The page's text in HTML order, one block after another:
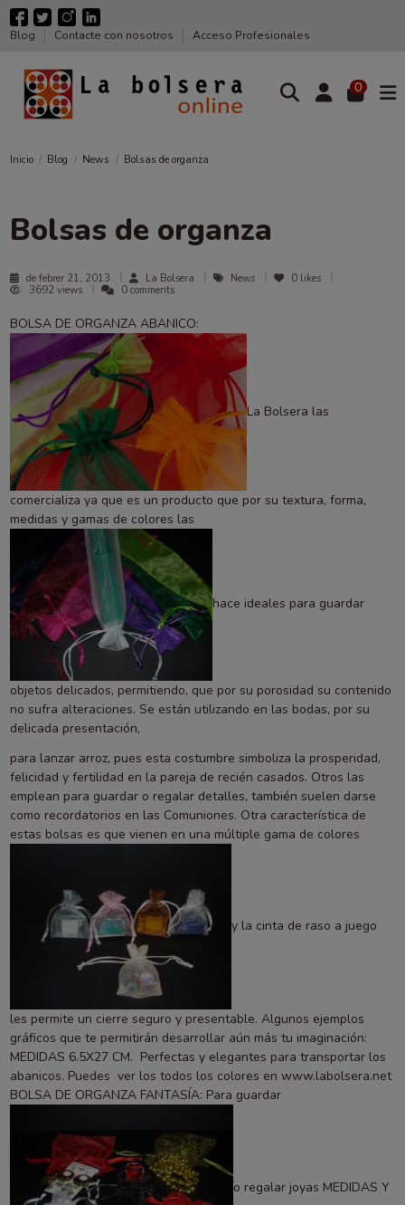
Blog Contacte con nosotros Acceso Profesionales
0
Inicio Blog News Bolsas de organza
Bolsas de organza
de febrer 21, 2013 La Bolsera News 0 likes
3692 views
0 comments
BOLSA DE ORGANZA ABANICO:
La Bolsera las
comercializa ya que es un producto que por su textura, forma,
medidas y gamas de colores las
hace ideales para guardar
objetos delicados, permitiendo, que por su porosidad su contenido
no sufra alteraciones. Se están utilizando en las bodas, por su
delicada presentación,
para lanzar arroz, pues esta costumbre simboliza la prosperidad,
felicidad y fertilidad en la pareja de recién casados. Otros las
emplean para guardar o regalar detalles, también suelen darse
como recordatorios en las Comuniones. Otra característica de
estas bolsas es que vienen en una múltiple gama de colores
y la cinta de raso a juego
les permite un cierre seguro y presentable. Algunos ejemplos
gráficos que te permitirán desarrollar aún más tu imaginación:
MEDIDAS 6.5X27 CM. Perfectas y elegantes para transportar los
abanicos. Puedes ver los todos los colores en www.labolsera.net
BOLSA DE ORGANZA FANTASÍA: Para guardar
o regalar joyas MEDIDAS Y